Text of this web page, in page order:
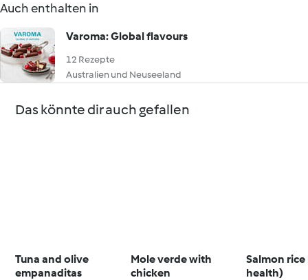
Auch enthalten in
Varoma: Global flavours
12 Rezepte
Australien und Neuseeland
Das könnte dir auch gefallen
Tuna and olive
empanaditas
Mole verde with
chicken
Salmon
health)